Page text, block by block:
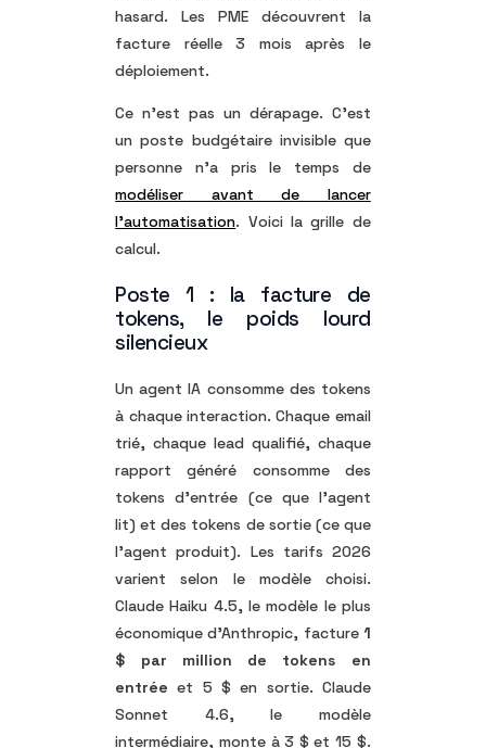
hasard. Les PME découvrent la
facture réelle 3 mois après le
déploiement.
Ce n’est pas un dérapage. C’est
un poste budgétaire invisible que
personne n’a pris le temps de
modéliser avant de lancer
l’automatisation. Voici la grille de
calcul.
Poste 1 : la facture de
tokens, le poids lourd
silencieux
Un agent IA consomme des tokens
à chaque interaction. Chaque email
trié, chaque lead qualifié, chaque
rapport généré consomme des
tokens d’entrée (ce que l’agent
lit) et des tokens de sortie (ce que
l’agent produit). Les tarifs 2026
varient selon le modèle choisi.
Claude Haiku 4.5, le modèle le plus
économique d’Anthropic, facture 1
$ par million de tokens en
entrée et 5 $ en sortie. Claude
Sonnet 4.6, le modèle
intermédiaire, monte à 3 $ et 15 $.